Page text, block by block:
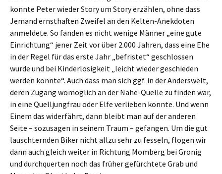
konnte Peter wieder Story um Story erzählen, ohne dass
Jemand ernsthaften Zweifel an den Kelten-Anekdoten
anmeldete. So fanden es nicht wenige Männer „eine gute
Einrichtung“ jener Zeit vor über 2.000 Jahren, dass eine Ehe
in der Regel für das erste Jahr „befristet“ geschlossen
wurde und bei Kinderlosigkeit „leicht wieder geschieden
werden konnte“. Auch dass man sich ggf. in der Anderswelt,
deren Zugang womöglich an der Nahe-Quelle zu finden war,
in eine Quelljungfrau oder Elfe verlieben konnte. Und wenn
Einem das widerfährt, dann bleibt man auf der anderen
Seite – sozusagen in seinem Traum – gefangen. Um die gut
lauschternden Biker nicht allzu sehr zu fesseln, flogen wir
dann auch gleich weiter in Richtung Momberg bei Gronig
und durchquerten noch das früher gefürchtete Grab und